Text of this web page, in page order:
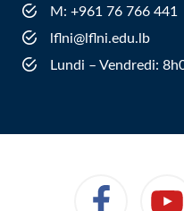
​M: +961 76 766 441
lflni@lflni.edu.lb
Lundi – Vendredi: